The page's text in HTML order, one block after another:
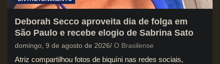
Deborah Secco aproveita dia de folga em
São Paulo e recebe elogio de Sabrina Sato
domingo, 9 de agosto de 2026 O Brasilense
Atriz compartilhou fotos de biquíni nas redes sociais,